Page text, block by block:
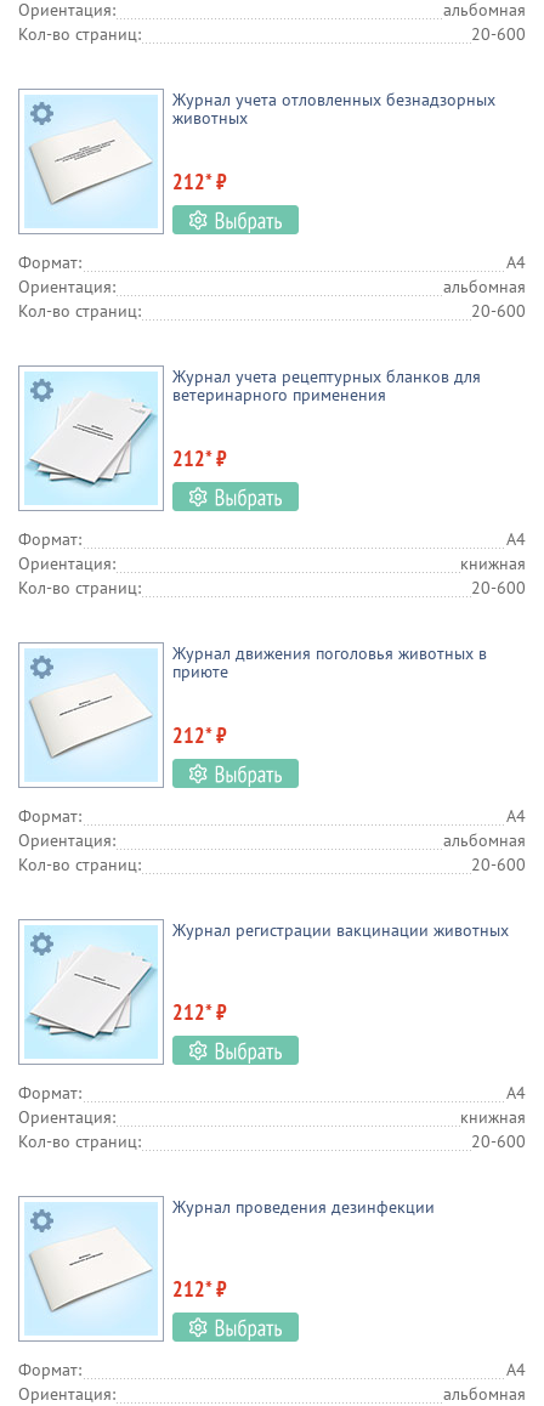
Ориентация:
альбомная
Кол-во страниц:
20-600
Журнал учета отловленных безнадзорных
животных
212* ₽
Формат:
А4
Ориентация:
альбомная
Кол-во страниц:
20-600
Журнал учета рецептурных бланков для
ветеринарного применения
212* ₽
Формат:
А4
Ориентация:
книжная
Кол-во страниц:
20-600
Журнал движения поголовья животных в
приюте
212* ₽
Формат:
А4
Ориентация:
альбомная
Кол-во страниц:
20-600
Журнал регистрации вакцинации животных
212* ₽
Формат:
А4
Ориентация:
книжная
Кол-во страниц:
20-600
Журнал проведения дезинфекции
212* ₽
Формат:
А4
Ориентация:
альбомная